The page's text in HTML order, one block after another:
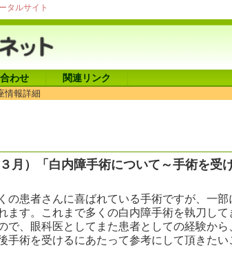
タルサイト
わせ 関連リンク
情報詳細
月）「白内障手術について～手術を受
の患者さんに喜ばれている手術ですが、一部
ます。これまで多くの白内障手術を執刀して
で、眼科医としてまた患者としての経験から
手術を受けるにあたって参考にして頂きたい